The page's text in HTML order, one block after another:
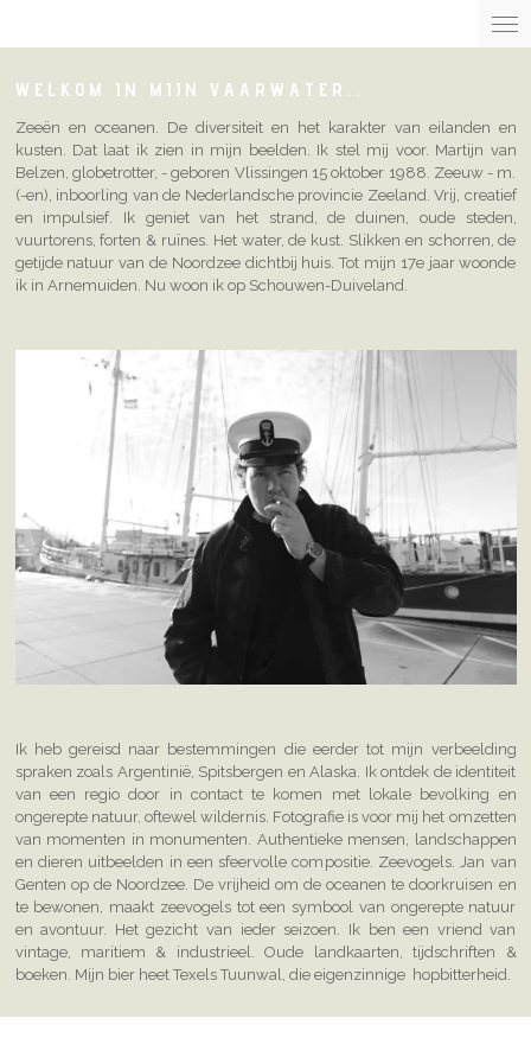
direct
de
W E L K O M I N M I J N V A A R W A T E R . .
Zeeën en oceanen. De diversiteit en het karakter van eilanden en
kusten. Dat laat ik zien in mijn beelden. Ik stel mij voor. Martijn van
Belzen, globetrotter, - geboren Vlissingen 15 oktober 1988. Zeeuw - m.
(-en), inboorling van de Nederlandsche provincie Zeeland. Vrij, creatief
en impulsief. Ik geniet van het strand, de duinen, oude steden,
vuurtorens, forten & ruïnes. Het water, de kust. Slikken en schorren, de
getijde natuur van de Noordzee dichtbij huis. Tot mijn 17e jaar woonde
ik in Arnemuiden. Nu woon ik op Schouwen-Duiveland.
Ik heb gereisd naar bestemmingen die eerder tot mijn verbeelding
spraken zoals Argentinië, Spitsbergen en Alaska. Ik ontdek de identiteit
van een regio door in contact te komen met lokale bevolking en
ongerepte natuur, oftewel wildernis. Fotografie is voor mij het omzetten
van momenten in monumenten. Authentieke mensen, landschappen
en dieren uitbeelden in een sfeervolle compositie. Zeevogels. Jan van
Genten op de Noordzee. De vrijheid om de oceanen te doorkruisen en
te bewonen, maakt zeevogels tot een symbool van ongerepte natuur
en avontuur. Het gezicht van ieder seizoen. Ik ben een vriend van
vintage, maritiem & industrieel. Oude landkaarten, tijdschriften &
boeken. Mijn bier heet Texels Tuunwal, die eigenzinnige hopbitterheid.